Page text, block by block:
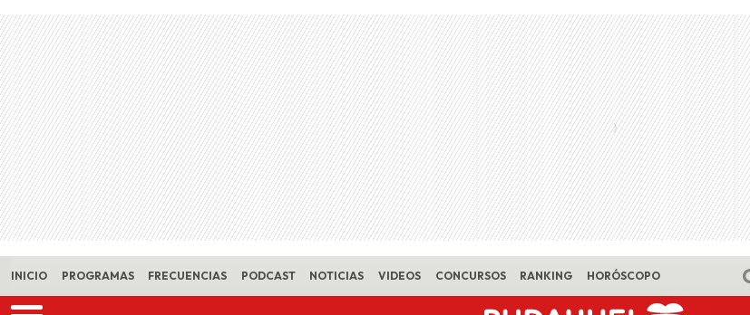
Skip to main content
INICIO PROGRAMAS FRECUENCIAS PODCAST NOTICIAS VIDEOS CONCURSOS RANKING HORÓSCOPO